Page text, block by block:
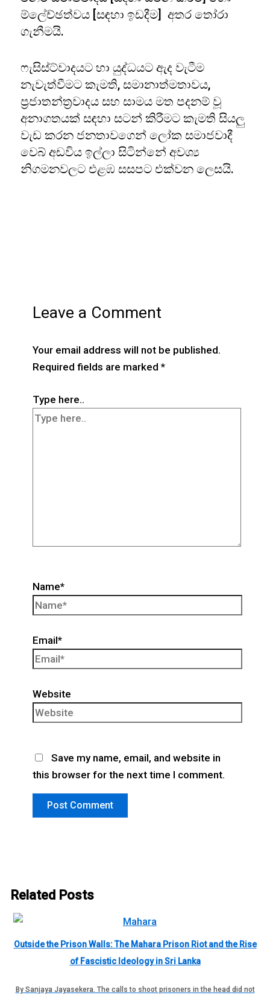
ම්ලේච්ඡත්වය [සඳහා ඉඩදීම] අතර තෝරා
ගැනීමයි.
ෆැසිස්ට්වාදයට හා යුද්ධයට ඇද වැටීම
නැවැත්වීමට කැමති, සමානාත්මතාවය,
ප්‍රජාතන්ත්‍රවාදය සහ සාමය මත පදනම් වූ
අනාගතයක් සඳහා සටන් කිරීමට කැමති සියලු
වැඩ කරන ජනතාවගෙන් ලෝක සමාජවාදී
වෙබ් අඩවිය ඉල්ලා සිටින්නේ අවශ්‍ය
නිගමනවලට එළඹ සසපට එක්වන ලෙසයි.
Leave a Comment
Your email address will not be published.
Required fields are marked *
Type here..
Name*
Email*
Website
Save my name, email, and website in
this browser for the next time I comment.
Related Posts
Outside the Prison Walls: The Mahara Prison Riot and the Rise
of Fascistic Ideology in Sri Lanka
By Sanjaya Jayasekera. The calls to shoot prisoners in the head did not